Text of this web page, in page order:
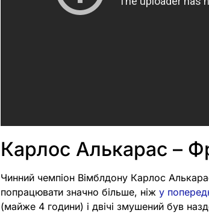
Карлос Алькарас –
Чинний чемпіон Вімблдону Карлос
попрацювати значно більше, ніжу
(майже 4 години) і двічі змушений був